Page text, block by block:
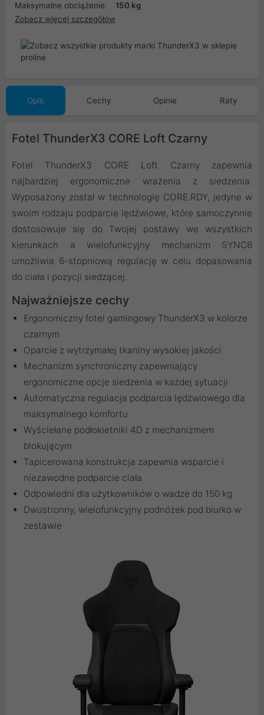
Maksymalne obciążenie:
150 kg
Zobacz więcej szczegółów
Opis Cechy Opinie Raty
Fotel ThunderX3 CORE Loft Czarny
Fotel ThunderX3 CORE Loft Czarny zapewnia
najbardziej ergonomiczne wrażenia z siedzenia.
Wyposażony został w technologię CORE.RDY, jedyne w
swoim rodzaju podparcie lędźwiowe, które samoczynnie
dostosowuje się do Twojej postawy we wszystkich
kierunkach a wielofunkcyjny mechanizm SYNC6
umożliwia 6-stopniową regulację w celu dopasowania
do ciała i pozycji siedzącej.
Najważniejsze cechy
Ergonomiczny fotel gamingowy ThunderX3 w kolorze
czarnym
Oparcie z wytrzymałej tkaniny wysokiej jakości
Mechanizm synchroniczny zapewniający
ergonomiczne opcje siedzenia w każdej sytuacji
Automatyczna regulacja podparcia lędźwiowego dla
maksymalnego komfortu
Wyściełane podłokietniki 4D z mechanizmem
blokującym
Tapicerowana konstrukcja zapewnia wsparcie i
niezawodne podparcie ciała
Odpowiedni dla użytkowników o wadze do 150 kg
Dwustronny, wielofunkcyjny podnóżek pod biurko w
zestawie